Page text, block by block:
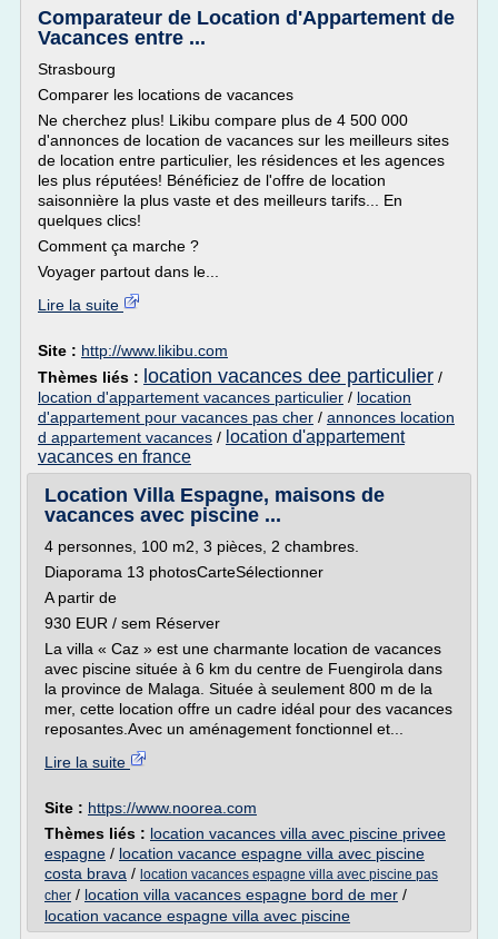
Comparateur de Location d'Appartement de
Vacances entre ...
Strasbourg
Comparer les locations de vacances
Ne cherchez plus! Likibu compare plus de 4 500 000
d'annonces de location de vacances sur les meilleurs sites
de location entre particulier, les résidences et les agences
les plus réputées! Bénéficiez de l'offre de location
saisonnière la plus vaste et des meilleurs tarifs... En
quelques clics!
Comment ça marche ?
Voyager partout dans le...
Lire la suite
Site : http://www.likibu.com
Thèmes liés : location vacances dee particulier /
location d'appartement vacances particulier / location
d'appartement pour vacances pas cher / annonces location
d appartement vacances / location d'appartement
vacances en france
Location Villa Espagne, maisons de
vacances avec piscine ...
4 personnes, 100 m2, 3 pièces, 2 chambres.
Diaporama 13 photosCarteSélectionner
A partir de
930 EUR / sem Réserver
La villa « Caz » est une charmante location de vacances
avec piscine située à 6 km du centre de Fuengirola dans
la province de Malaga. Située à seulement 800 m de la
mer, cette location offre un cadre idéal pour des vacances
reposantes.Avec un aménagement fonctionnel et...
Lire la suite
Site : https://www.noorea.com
Thèmes liés : location vacances villa avec piscine privee
espagne / location vacance espagne villa avec piscine
costa brava / location vacances espagne villa avec piscine pas
cher / location villa vacances espagne bord de mer /
location vacance espagne villa avec piscine